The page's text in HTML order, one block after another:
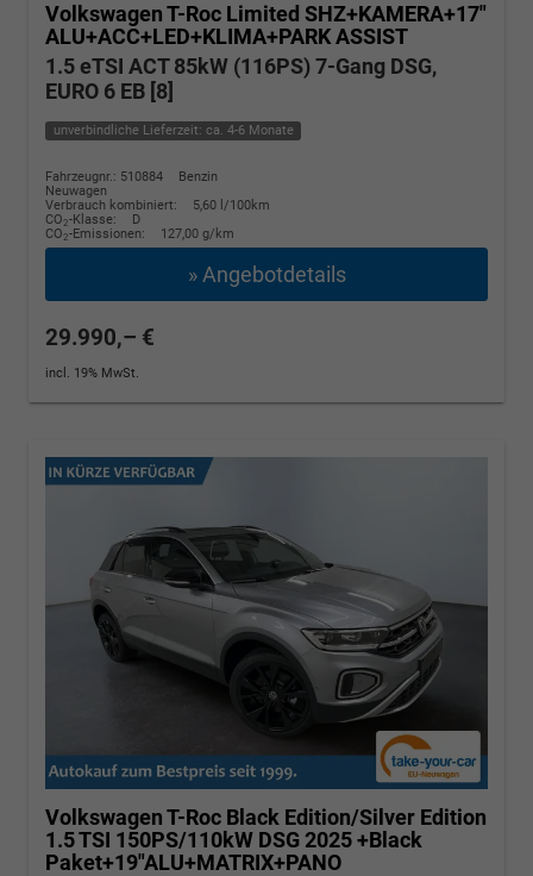
Volkswagen T-Roc Limited SHZ+KAMERA+17"
ALU+ACC+LED+KLIMA+PARK ASSIST
1.5 eTSI ACT 85kW (116PS) 7-Gang DSG,
EURO 6 EB [8]
unverbindliche Lieferzeit: ca. 4-6 Monate
Fahrzeugnr.: 510884
Benzin
Neuwagen
Verbrauch kombiniert:
5,60 l/100km
CO2-Klasse:
D
CO2-Emissionen: 127,00 g/km
» Angebotdetails
29.990,– €
incl. 19% MwSt.
Volkswagen T-Roc Black Edition/Silver Edition
1.5 TSI 150PS/110kW DSG 2025 +Black
Paket+19"ALU+MATRIX+PANO